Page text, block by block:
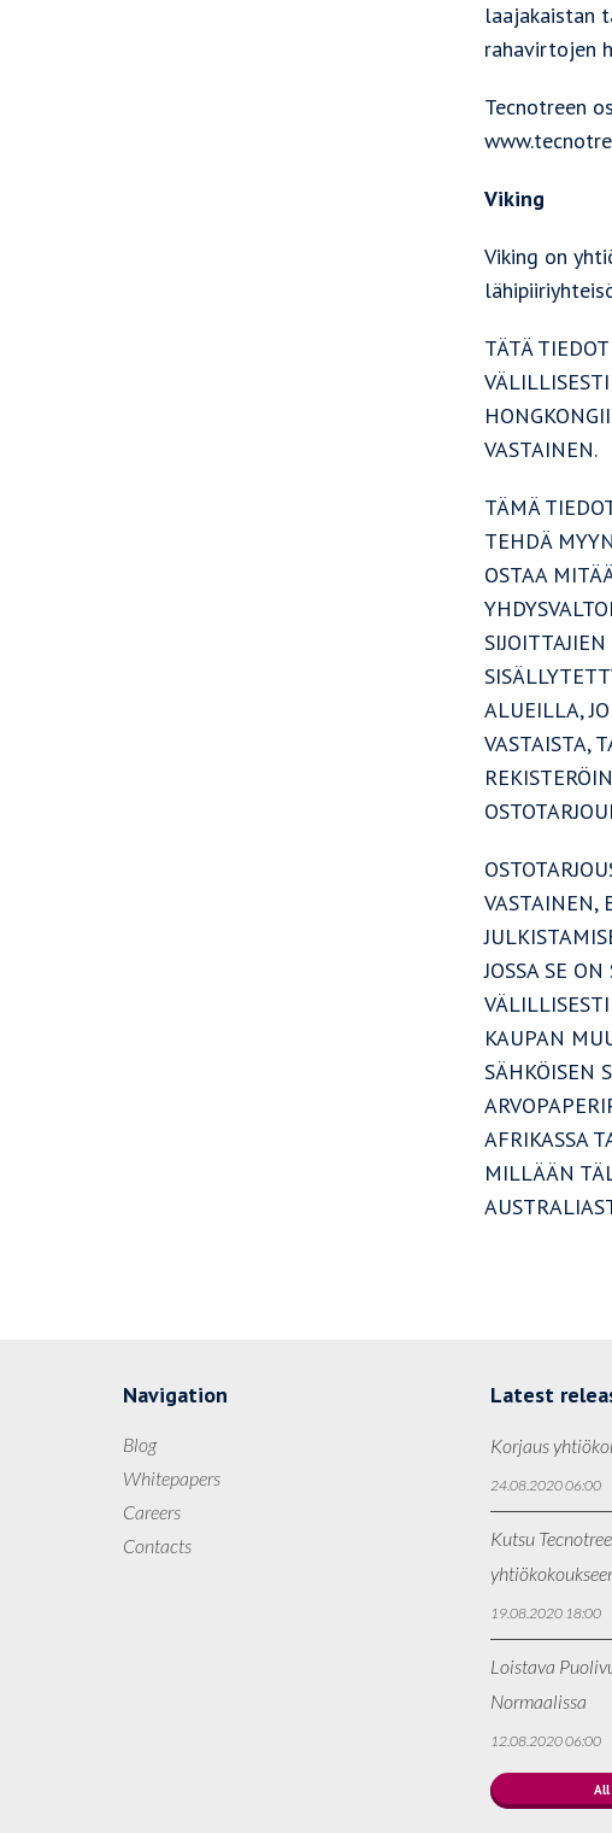
laajakaistan
rahavirtojen
Tecnotreen
Viking
Viking on
TÄTÄ
VASTAINEN.
TÄMÄ
TEHDÄ
OSTAA
ALUEILLA,
VASTAISTA,
VASTAINEN,
JOSSA SE
KAUPAN
SÄHKÖISEN
AFRIKASSA
MILLÄÄN
Navigation
Blog
Whitepapers
Careers
Contacts
Latest
Korjaus
24.08.2020 06:00
Kutsu
19.08.2020 18:00
Loistava
Normaalissa
12.08.2020 06:00
All